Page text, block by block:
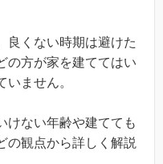
良くない時期は避けた
の方が家を建ててはい
ません。
けない年齢や建てても
の観点から詳しく解説